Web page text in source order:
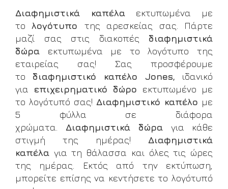
Διαφημιστικά καπέλα εκτυπωμένα με
τολογότυπο της αρεσκείας σας. Πάρτε
μαζί σας στις διακοπές διαφημιστικά
δώρα εκτυπωμένα με το λογότυπο της
εταιρείας σας! Σας προσφέρουμε
το διαφημιστικό καπέλο Jones, ιδανικό
για επιχειρηματικό δώρο εκτυπωμένο με
το λογότυπό σας! Διαφημιστικό καπέλο με
5 φύλλα σε διάφορα
χρώματα. Διαφημιστικά δώρα για κάθε
στιγμή της ημέρας! Διαφημιστικά
καπέλα για τη θάλασσα και όλες τις ώρες
της ημέρας. Εκτός από την εκτύπωση,
μπορείτε επίσης να κεντήσετε το λογότυπό